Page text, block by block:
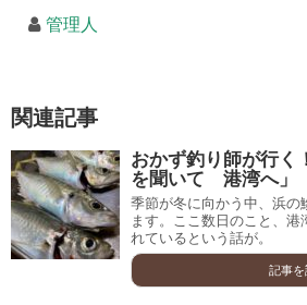
管理人
関連記事
おかず釣り師が行
を聞いて 港湾へ
季節が冬に向かう中、浜の
ます。ここ数日のこと、
れているという話が。
記事を